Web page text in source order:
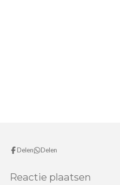
Delen Delen
Reactie plaatsen